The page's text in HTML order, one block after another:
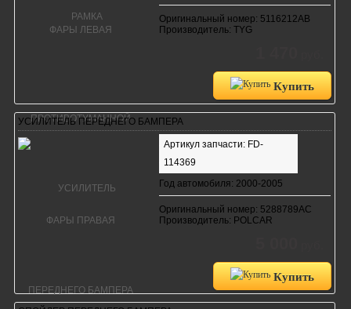
Оригинальный номер: 5116212AB
Производитель: TYG
Купить
УСИЛИТЕЛЬ ПЕРЕДНЕГО БАМПЕРА
Артикул запчасти: FD-
114369
Год автомобиля: 2000-2005
Оригинальный номер: 5288789AC
Производитель: POLCAR
Купить